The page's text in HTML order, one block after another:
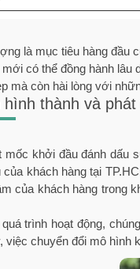
là mục tiêu hàng đầu
mới có thể đồng hành
mà còn hài lòng với
thành và
mốc khởi đầu đánh dấu
của khách hàng tại
của khách hàng trong
trình hoạt động,
việc chuyển đổi mô hình